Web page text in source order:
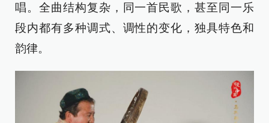
唱。全曲结构复杂，同一首民歌，甚至同一乐
段内都有多种调式、调性的变化，独具特色和
韵律。